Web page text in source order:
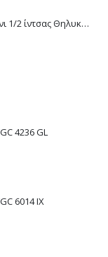
Υδρογκάζ Ρακόρ με ρουξούνι 1/2 ίντσας Θηλυκό Δεξιόστροφο για σύνδεση συσκευών με λάστιχο υγραερίου 8mm
4236 GL
6014 IX